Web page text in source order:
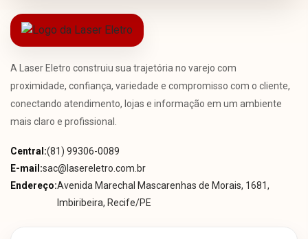
A Laser Eletro construiu sua trajetória no varejo com
proximidade, confiança, variedade e compromisso com o cliente,
conectando atendimento, lojas e informação em um ambiente
mais claro e profissional.
Central:(81) 99306-0089
E-mail:sac@lasereletro.com.br
Endereço:Avenida Marechal Mascarenhas de Morais, 1681,
Imbiribeira, Recife/PE